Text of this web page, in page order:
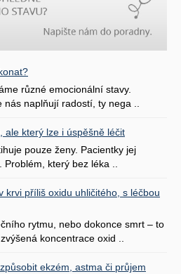
různé emocionální stavy.
nás naplňují radostí, ty nega ..
ale který lze i úspěšně léčit
pouze ženy. Pacientky jej
Problém, který bez léka ..
krvi příliš oxidu uhličitého, s léčbou
rytmu, nebo dokonce smrt – to
koncentrace oxid ..
ekzém, astma či průjem